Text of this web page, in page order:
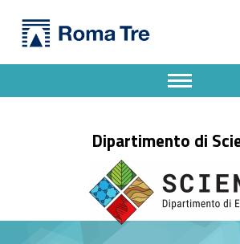
Perché iscriversi al Corso di Laurea in Scienze della Natura e dell'Ambiente? - Dipartimento di Scienze
Dipartimento di
Apri il menu secondario
Header info sidebar